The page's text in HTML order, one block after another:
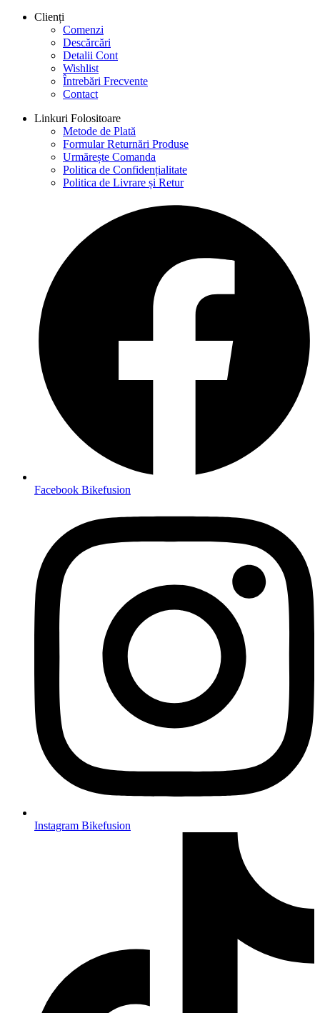
Clienți
Comenzi
Descărcări
Detalii Cont
Wishlist
Întrebări Frecvente
Contact
Linkuri Folositoare
Metode de Plată
Formular Returnări Produse
Urmărește Comanda
Politica de Confidențialitate
Politica de Livrare și Retur
Facebook Bikefusion
Instagram Bikefusion